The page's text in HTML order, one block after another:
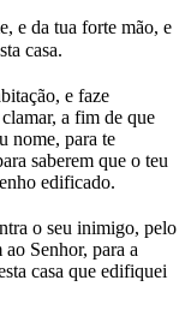
e da tua forte mão, e
casa.
e faze
a fim de que
nome, para te
saberem que o teu
edificado.
o seu inimigo, pelo
Senhor, para a
casa que edifiquei